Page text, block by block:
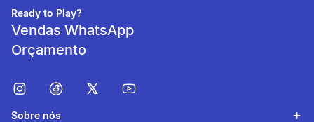
Ready to Play?
Vendas WhatsApp
Orçamento
Sobre nós